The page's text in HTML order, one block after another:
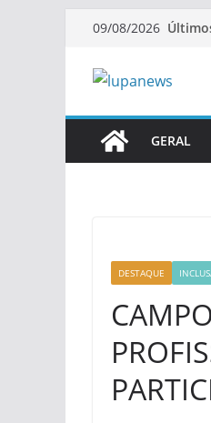
Pular09/08/2026
GERAL
DESTAQUE